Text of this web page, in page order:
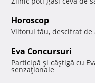
Horoscop
Viitorul tău, descifrat de
Eva Concursuri
Participă şi câştigă cu
senzaţionale